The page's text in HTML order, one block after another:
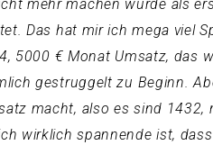
mehr machen würde als
Das hat mir ich mega viel
5000 € Monat Umsatz,
gestruggelt zu Beginn.
macht, also es sind
wirklich spannende ist,